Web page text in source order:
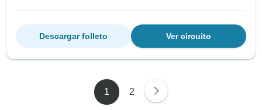
Ver circuito
Descargar folleto
1 2